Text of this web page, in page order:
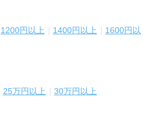
1200円以上 1400円以上
1600円以
25万円以上 30万円以上